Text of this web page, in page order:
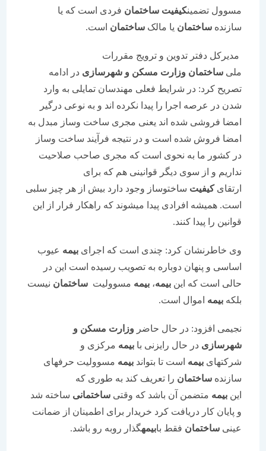
مسوول تضمین کیفیت ساختمانفردی است که یا
سازندهساختمانیا مالک ساختماناست.
مدیرکل دفتر تدوین و ترویج مقررات
ساختمان وزارت مسکن و شهرسازی در ادامه
تصریح کرد: در شرایط فعلی مهندسان تمایلی به وارد
شدن در عرصه اجرا را پیدا نکرده اند و به نوعی درگیر
امضا فروشی شده اند یعنی مجری ساخت وساز مبدل به
امضا فروش شده است و در نتیجه فرآیند ساخت وساز
در کشور ما به نحوی است که مجری صاحب صلاحیت
نداریم و از سوی دیگر قوانینی هم که برای
ارتقایکیفیتساختوساز وجود دارد بیش از هر چیز سلبی
است. همیشه افرادی پیدا میشوند که راهکار فرار از این
قوانین را پیدا کنند.
وی خاطرنشان کرد: چندی است که اجرای بیمهعیوب
اساسی و پنهان دوباره به تصویب رسیده است این در
حالی است که اینبیمه، بیمهمسوولیتساختماننیست
بیمهاموال است.
نجیمی افزود: در حال حاضروزارت مسکن و
شهرسازی در حال رایزنی بابیمه مرکزی و
شرکتهایبیمهاست تا بتواند بیمهمسوولیت حرفهای
سازندهساختمانرا تعریف کند به طوری که
بیمهمتضمن آن باشد که وقتی ساختمانیساخته شد
و پایان کار دریافت کرد خریدار برای اطمینان از ضمانت
ساختمانفقط بابیمهگذار روبه رو باشد.